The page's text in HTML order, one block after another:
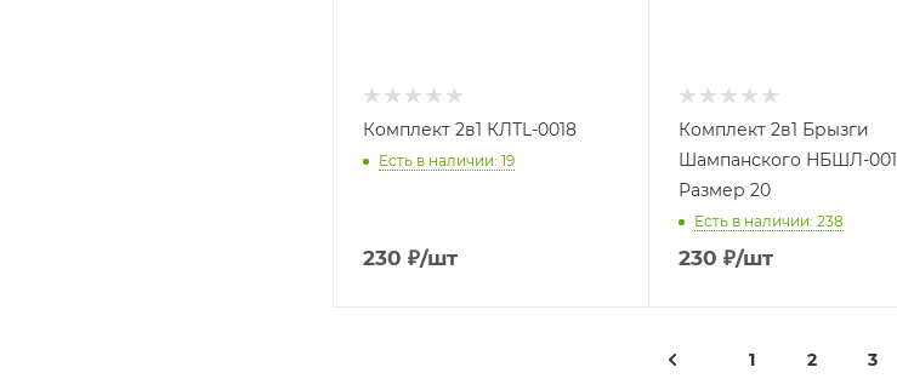
Комплект 2в1 КЛТL-0018
Есть в наличии: 19
230 ₽/шт
Комплект 2в1 Брызги
Шампанского НБШЛ-001
Размер 20
Есть в наличии: 238
230 ₽/шт
1 2 3